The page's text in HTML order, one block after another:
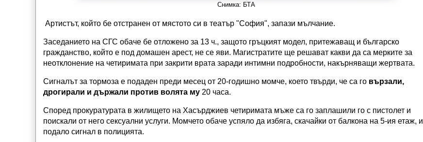
Снимка: БТА
Артистът, който бе отстранен от мястото си в театър "София", запази мълчание.
Заседанието на СГС обаче бе отложено за 13 ч., защото гръцкият модел, притежаващ и българско
гражданство, който е под домашен арест, не се яви. Магистратите ще решават какви да са мерките за
неотклонение на четиримата при закрити врата заради интимни подробности, накърняващи жертвата.
Сигналът за тормоза е подаден преди месец от 20-годишно момче, което твърди, че са го вързали,
дрогирали и държали против волята му 20 часа.
Според прокуратурата в жилището на Хасърджиев четиримата мъже са го заплашили го с пистолет и
поискали от него сексуални услуги. Момчето обаче успяло да избяга, скачайки от балкона на 5-ия етаж, и
подало сигнал в полицията.